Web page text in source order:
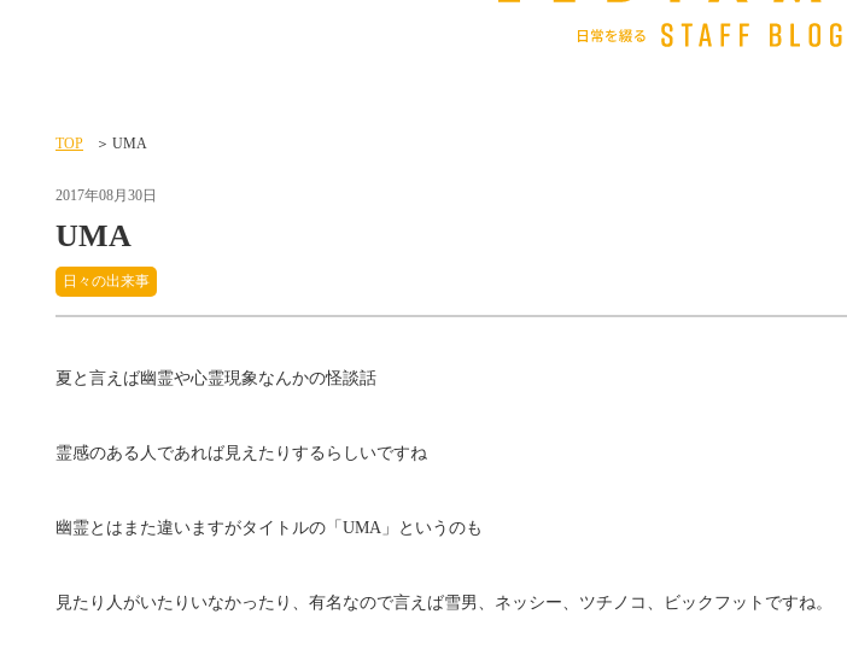
TOP UMA
2017年08月30日
UMA
日々の出来事
夏と言えば幽霊や心霊現象なんかの怪談話
霊感のある人であれば見えたりするらしいですね
幽霊とはまた違いますがタイトルの「UMA」というのも
見たり人がいたりいなかったり、有名なので言えば雪男、ネッシー、ツチノコ、ビックフットですね。